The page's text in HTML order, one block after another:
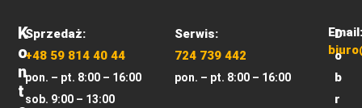
K
O
N
T
Sprzedaż:
+48 59 814 40 44
pon. – pt. 8:00 – 16:00
sob. 9:00 – 13:00
Serwis:
724 739 442
pon. – pt. 8:00 – 16:00
Email:
D
o
b
r